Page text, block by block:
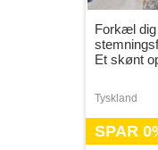
Forkæl
Et skønt
Tyskland
SPAR